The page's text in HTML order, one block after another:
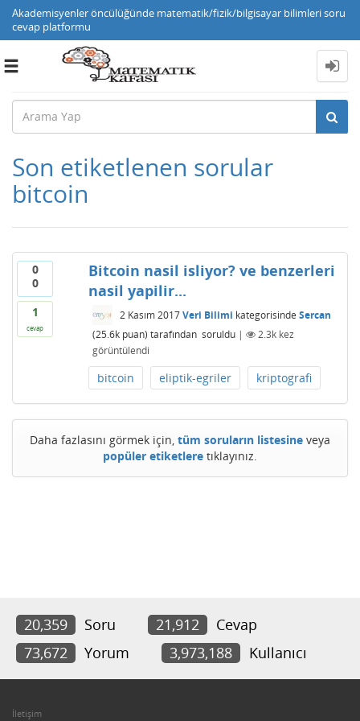
Akademisyenler öncülüğünde matematik/fizik/bilgisayar bilimleri soru
cevap platformu
Toggle
Son etiketlenen sorular
bitcoin
0
0
1
cevap
Bitcoin nasil isliyor? ve benzerleri
nasil yapilir...
2 Kasım 2017 Veri Bilimi kategorisinde Sercan
(25.6kpuan) tarafından soruldu | 2.3kkez
görüntülendi
bitcoin eliptik-egriler kriptografi
Daha fazlasını görmek için, tüm soruların listesine veya
popüler etiketlere tıklayınız.
20,359 Soru 21,912
Cevap
73,672
Yorum 3,973,188 Kullanıcı
İletişim